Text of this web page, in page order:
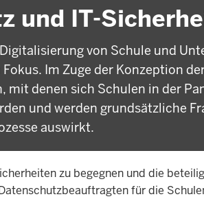
und IT-
von Schule und
Im Zuge der Konzeption
mit denen sich Schulen in der
und werden grundsätzliche
auswirkt.
zu begegnen und die
für die